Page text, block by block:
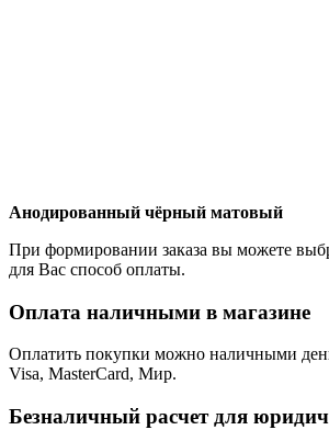
Анодированный чёрный матовый
При формировании заказа вы можете
для Вас способ оплаты.
Оплата наличными в магазине
Оплатить покупки можно наличными
Visa, MasterCard, Мир.
Безналичный расчет для